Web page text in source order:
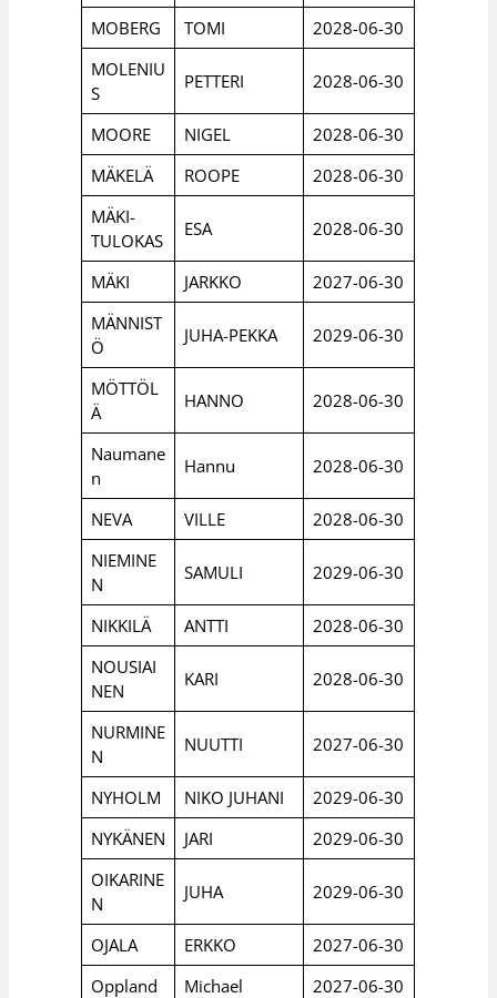
MOBERG TOMI
2028-06-30
MOLENIU
S
PETTERI 2028-06-30
MOORE NIGEL
2028-06-30
MÄKELÄ
ROOPE
2028-06-30
MÄKI-
TULOKAS
ESA 2028-06-30
MÄKI JARKKO
2027-06-30
MÄNNIST
Ö
JUHA-PEKKA 2029-06-30
MÖTTÖL
Ä
HANNO 2028-06-30
Naumane
n
Hannu 2028-06-30
NEVA VILLE
2028-06-30
NIEMINE
N
SAMULI 2029-06-30
NIKKILÄ ANTTI
2028-06-30
NOUSIAI
NEN
KARI 2028-06-30
NURMINE
N
NUUTTI 2027-06-30
NYHOLM NIKO JUHANI
2029-06-30
NYKÄNEN
JARI
2029-06-30
OIKARINE
N
JUHA 2029-06-30
OJALA ERKKO
2027-06-30
Oppland
Michael 2027-06-30